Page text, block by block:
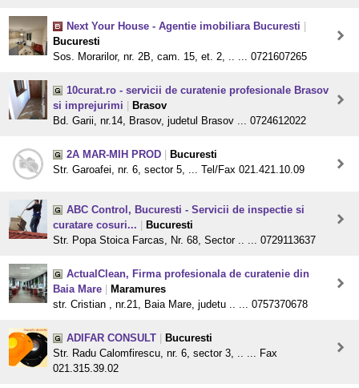
Next Your House - Agentie imobiliara Bucuresti
Bucuresti
Sos. Morarilor, nr. 2B, cam. 15, et. 2, .. ... 0721607265
10curat.ro - servicii de curatenie profesionale Brasov
si imprejurimi
Brasov
Bd. Garii, nr.14, Brasov, judetul Brasov ... 0724612022
2A MAR-MIH PROD
Bucuresti
Str. Garoafei, nr. 6, sector 5, ... Tel/Fax 021.421.10.09
ABC Control, Bucuresti - Servicii de inspectie si
curatare cosuri...
Bucuresti
Str. Popa Stoica Farcas, Nr. 68, Sector .. ... 0729113637
ActualClean, Firma profesionala de curatenie din
Baia Mare
Maramures
str. Cristian , nr.21, Baia Mare, judetu .. ... 0757370678
ADIFAR CONSULT
Bucuresti
Str. Radu Calomfirescu, nr. 6, sector 3, .. ... Fax
021.315.39.02